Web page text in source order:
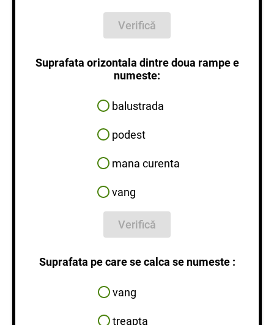
Verifică
Suprafata orizontala dintre doua rampe e
numeste:
balustrada
podest
mana curenta
vang
Verifică
Suprafata pe care se calca se numeste :
vang
treapta